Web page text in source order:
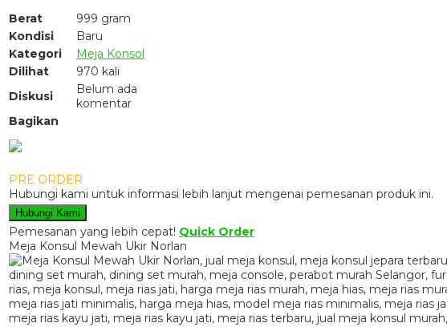
Berat
999 gram
Kondisi
Baru
Kategori
Meja Konsol
Dilihat
970 kali
Diskusi
Belum ada
komentar
Bagikan
PRE ORDER
Hubungi kami untuk informasi lebih lanjut mengenai pemesanan produk ini.
Hubungi Kami
Pemesanan yang lebih cepat! Quick Order
Meja Konsul Mewah Ukir Norlan